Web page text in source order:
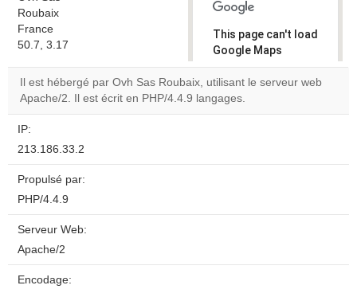
Roubaix
France
50.7, 3.17
This page can't load
Google Maps
correctly.
Do you
own this
OK
Il est hébergé par Ovh Sas Roubaix, utilisant le serveur web
Apache/2. Il est écrit en PHP/4.4.9 langages.
IP:
213.186.33.2
Propulsé par:
PHP/4.4.9
Serveur Web:
Apache/2
Encodage: